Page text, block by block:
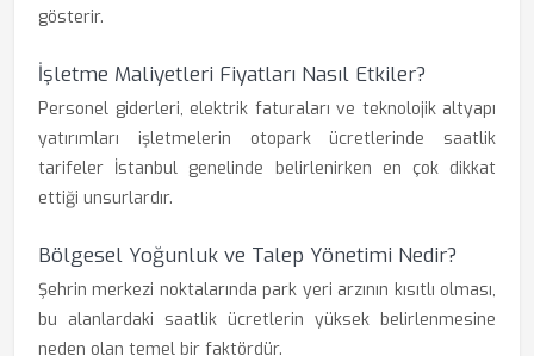
gösterir.
İşletme Maliyetleri Fiyatları Nasıl Etkiler?
Personel giderleri, elektrik faturaları ve teknolojik altyapı
yatırımları işletmelerin otopark ücretlerinde saatlik
tarifeler İstanbul genelinde belirlenirken en çok dikkat
ettiği unsurlardır.
Bölgesel Yoğunluk ve Talep Yönetimi Nedir?
Şehrin merkezi noktalarında park yeri arzının kısıtlı olması,
bu alanlardaki saatlik ücretlerin yüksek belirlenmesine
neden olan temel bir faktördür.